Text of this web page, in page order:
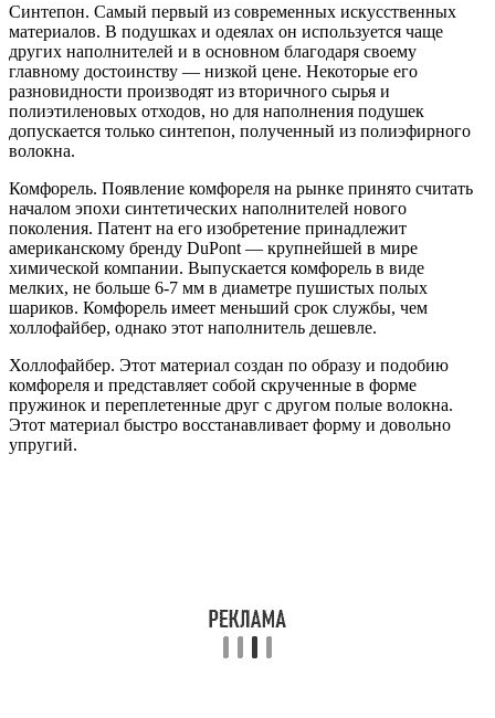
Синтепон. Самый первый из современных искусственных
материалов. В подушках и одеялах он используется чаще
других наполнителей и в основном благодаря своему
главному достоинству ― низкой цене. Некоторые его
разновидности производят из вторичного сырья и
полиэтиленовых отходов, но для наполнения подушек
допускается только синтепон, полученный из полиэфирного
волокна.
Комфорель. Появление комфореля на рынке принято считать
началом эпохи синтетических наполнителей нового
поколения. Патент на его изобретение принадлежит
американскому бренду DuPont ― крупнейшей в мире
химической компании. Выпускается комфорель в виде
мелких, не больше 6-7 мм в диаметре пушистых полых
шариков. Комфорель имеет меньший срок службы, чем
холлофайбер, однако этот наполнитель дешевле.
Холлофайбер. Этот материал создан по образу и подобию
комфореля и представляет собой скрученные в форме
пружинок и переплетенные друг с другом полые волокна.
Этот материал быстро восстанавливает форму и довольно
упругий.